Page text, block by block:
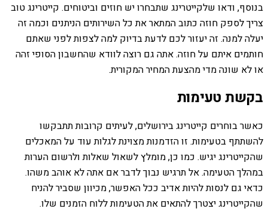
בנוסף, ודאו שלקייטרינג שתבחרו יש חוזים וביטוחים. קייטרינג טוב
צריך לספק חוזה כתוב המתאר את כל השירותים הניתנים וכמה זה
יעלה למנה. זה יעזור לכם לדעת בדיוק למה לצפות לפני שאתם
חותמים איתם על חוזה. אתה גם רוצה לוודא שהחשבון הסופי זהה
או לא שונה מדי מהצעת המחיר המקורית.
בקשת טעימות
כאשר בוחרים קייטרינג בירושלים, לעיתים קרובות תתבקשו
להשתתף בטעימות. זו הזדמנות מצוינת לגלות עוד על המאכלים
שהקייטרינג יגיש. כמו כן, מומלץ לשאול שאלות ולרשום הערות
במהלך הטעימה. אל תרגיש נבוך לדבר אם אתה לא אוהב משהו.
כדאי גם לנסות להיות אדיב ככל האפשר, מכיוון שסביר להניח
שהקייטרינג יצטרך להתאים את הטעימות ללוח הזמנים שלו.